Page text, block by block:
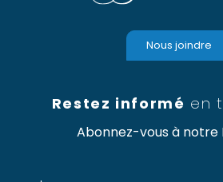
Restez informé en
Abonnez-vous à
Nous joindre